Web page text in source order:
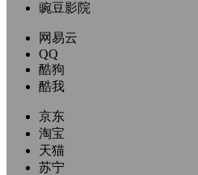
豌豆影院
网易云
QQ
酷狗
酷我
京东
淘宝
天猫
苏宁